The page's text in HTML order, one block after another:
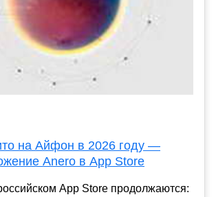
на Айфон в 2026 году —
Anero в App Store
App Store продолжаются: